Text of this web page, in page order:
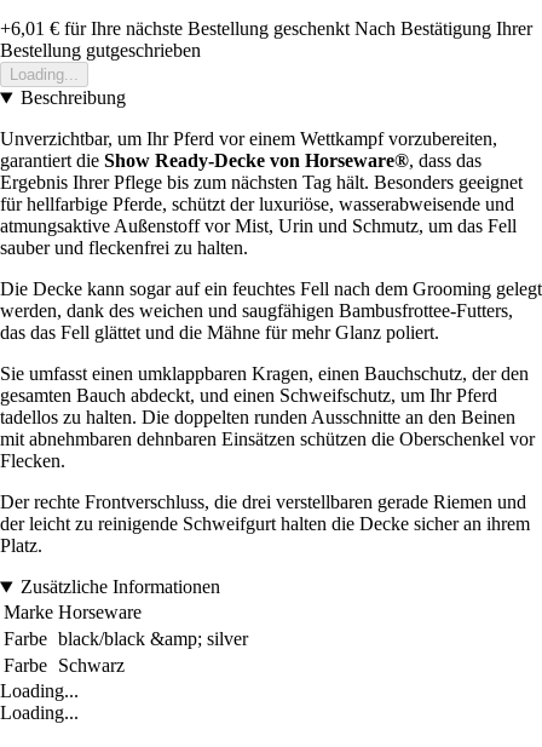
+6,01 € für Ihre nächste Bestellung geschenkt Nach Bestätigung Ihrer
Bestellung gutgeschrieben
Loading...
Beschreibung
Unverzichtbar, um Ihr Pferd vor einem Wettkampf vorzubereiten,
garantiert die Show Ready-Decke von Horseware®, dass das
Ergebnis Ihrer Pflege bis zum nächsten Tag hält. Besonders geeignet
für hellfarbige Pferde, schützt der luxuriöse, wasserabweisende und
atmungsaktive Außenstoff vor Mist, Urin und Schmutz, um das Fell
sauber und fleckenfrei zu halten.
Die Decke kann sogar auf ein feuchtes Fell nach dem Grooming gelegt
werden, dank des weichen und saugfähigen Bambusfrottee-Futters,
das das Fell glättet und die Mähne für mehr Glanz poliert.
Sie umfasst einen umklappbaren Kragen, einen Bauchschutz, der den
gesamten Bauch abdeckt, und einen Schweifschutz, um Ihr Pferd
tadellos zu halten. Die doppelten runden Ausschnitte an den Beinen
mit abnehmbaren dehnbaren Einsätzen schützen die Oberschenkel vor
Flecken.
Der rechte Frontverschluss, die drei verstellbaren gerade Riemen und
der leicht zu reinigende Schweifgurt halten die Decke sicher an ihrem
Platz.
Zusätzliche Informationen
Marke Horseware
Farbe black/black &amp; silver
Farbe Schwarz
Loading...
Loading...